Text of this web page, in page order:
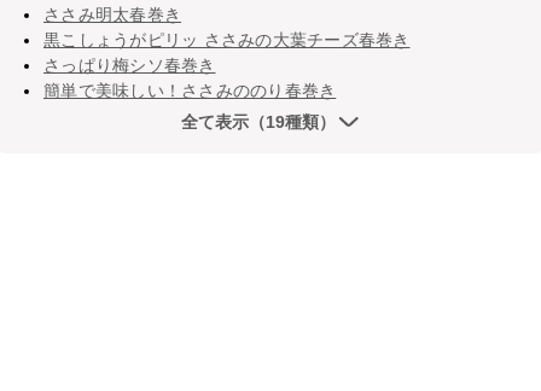
ささみ明太春巻き
黒こしょうがピリッ ささみの大葉チーズ春巻き
さっぱり梅シソ春巻き
簡単で美味しい！ささみののり春巻き
全て表示（19種類）